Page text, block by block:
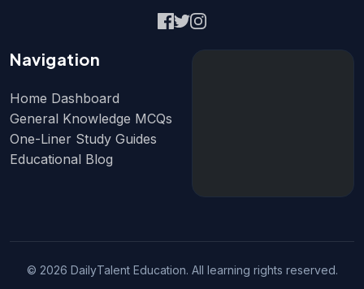
Navigation
Home Dashboard
General Knowledge MCQs
One-Liner Study Guides
Educational Blog
© 2026 DailyTalent Education. All learning rights reserved.